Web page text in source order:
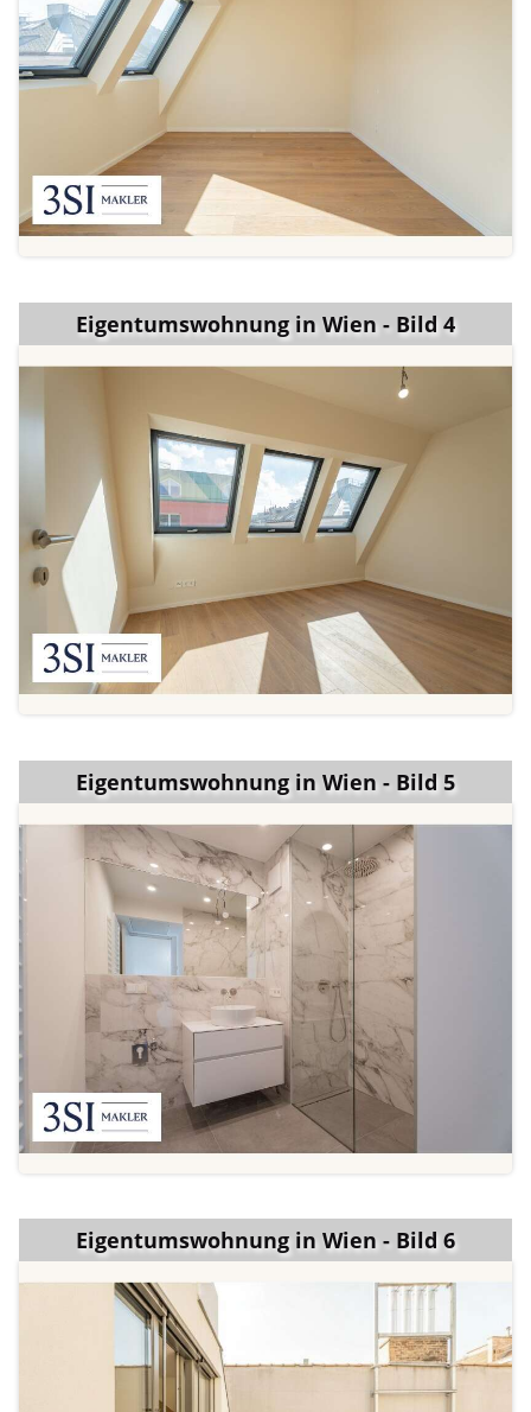
Eigentumswohnung in Wien - Bild 4
Eigentumswohnung in Wien - Bild 5
Eigentumswohnung in Wien - Bild 6